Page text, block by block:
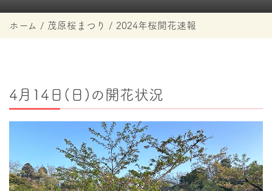
ホーム 茂原桜まつり 2024年桜開花速報
4月14日(日)の開花状況